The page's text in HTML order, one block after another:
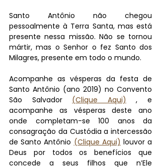
Santo Antônio não chegou
pessoalmente à Terra Santa, mas está
presente nessa missão. Não se tornou
mártir, mas o Senhor o fez Santo dos
Milagres, presente em todo o mundo.
Acompanhe as vésperas da festa de
Santo Antônio (ano 2019) no Convento
São Salvador (Clique Aqui) , e
acompanhe as vésperas deste ano
onde completam-se 100 anos da
consagração da Custódia a intercessão
de Santo Antônio (Clique Aqui) louvor a
Deus por todos os benefícios que
concede a seus filhos que n’Ele